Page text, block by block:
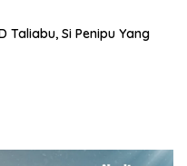
Taliabu, Si Penipu Yang